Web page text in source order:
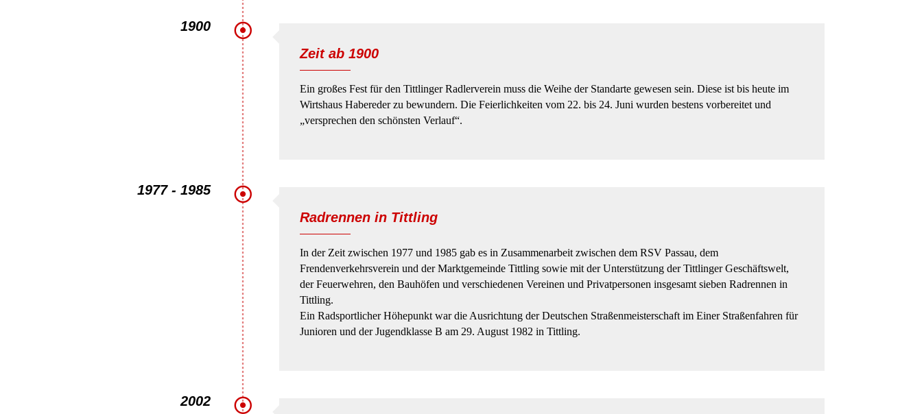
1900
Zeit ab 1900
Ein großes Fest für den Tittlinger Radlerverein muss die Weihe der Standarte gewesen sein. Diese ist bis heute im
Wirtshaus Habereder zu bewundern. Die Feierlichkeiten vom 22. bis 24. Juni wurden bestens vorbereitet und
„versprechen den schönsten Verlauf“.
1977 - 1985
Radrennen in Tittling
In der Zeit zwischen 1977 und 1985 gab es in Zusammenarbeit zwischen dem RSV Passau, dem
Frendenverkehrsverein und der Marktgemeinde Tittling sowie mit der Unterstützung der Tittlinger Geschäftswelt,
der Feuerwehren, den Bauhöfen und verschiedenen Vereinen und Privatpersonen insgesamt sieben Radrennen in
Tittling.
Ein Radsportlicher Höhepunkt war die Ausrichtung der Deutschen Straßenmeisterschaft im Einer Straßenfahren für
Junioren und der Jugendklasse B am 29. August 1982 in Tittling.
2002